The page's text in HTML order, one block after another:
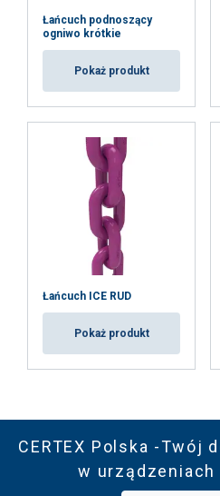
Łańcuch podnoszący
ogniwo krótkie
Pokaż produkt
Łańcuch ICE RUD
Pokaż produkt
CERTEX Polska -Twój
w urządzeniach